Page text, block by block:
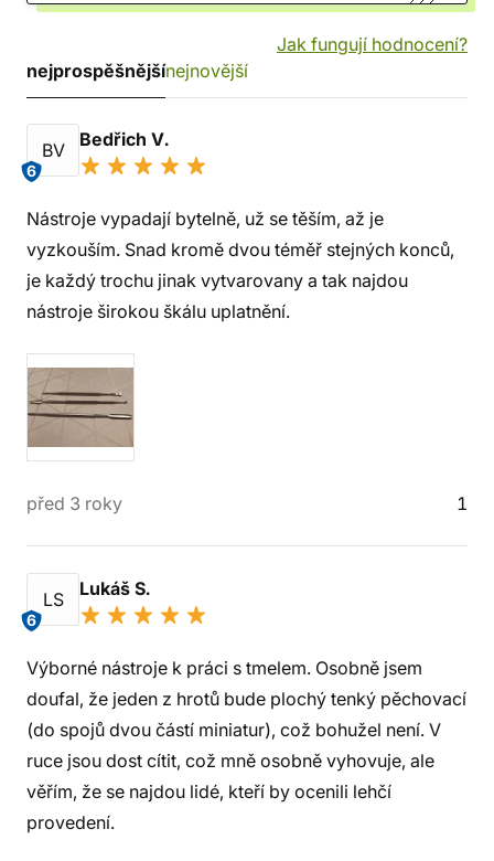
Jak fungují hodnocení?
nejprospěšnějšínejnovější
BV
6
Bedřich V.
Nástroje vypadají bytelně, už se těším, až je
vyzkouším. Snad kromě dvou téměř stejných konců,
je každý trochu jinak vytvarovany a tak najdou
nástroje širokou škálu uplatnění.
před 3 roky 1
LS
6
Lukáš S.
Výborné nástroje k práci s tmelem. Osobně jsem
doufal, že jeden z hrotů bude plochý tenký pěchovací
(do spojů dvou částí miniatur), což bohužel není. V
ruce jsou dost cítit, což mně osobně vyhovuje, ale
věřím, že se najdou lidé, kteří by ocenili lehčí
provedení.